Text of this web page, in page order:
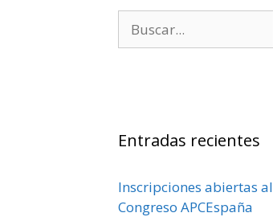
Entradas recientes
Inscripciones abiertas al
Congreso APCEspaña